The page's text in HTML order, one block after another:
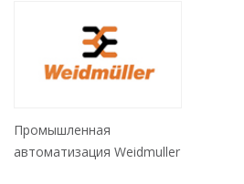
Промышленная
автоматизация Weidmuller